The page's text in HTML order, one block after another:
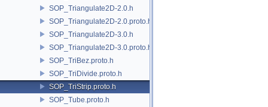
SOP_Triangulate2D-2.0.h
SOP_Triangulate2D-2.0.proto.h
SOP_Triangulate2D-3.0.h
SOP_Triangulate2D-3.0.proto.h
SOP_TriBez.proto.h
SOP_TriDivide.proto.h
SOP_TriStrip.proto.h
SOP_Tube.proto.h